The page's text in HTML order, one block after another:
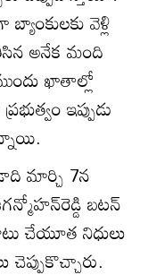
వెళ్లి
అనేక మంది
ఖాతాల్లో
ఇప్పుడు
మార్చి 7న
బటన్‌
చేయూత నిధులు